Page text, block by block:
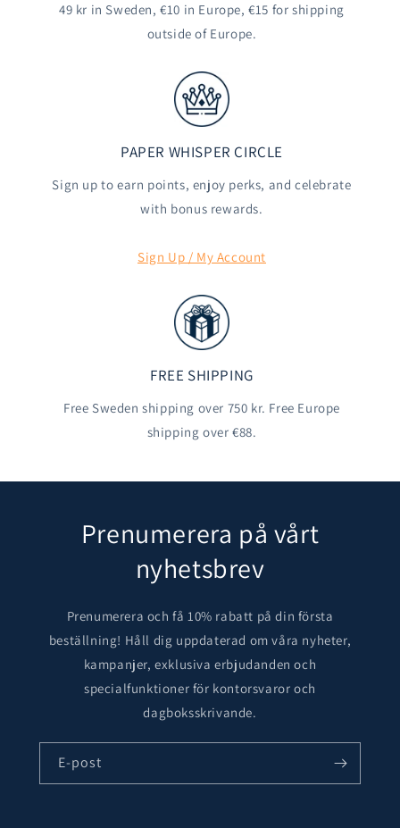
49 kr in Sweden, €10 in Europe, €15 for shipping
outside of Europe.
PAPER WHISPER CIRCLE
Sign up to earn points, enjoy perks, and celebrate
with bonus rewards.
Sign Up / My Account
FREE SHIPPING
Free Sweden shipping over 750 kr. Free Europe
shipping over €88.
Prenumerera på vårt
nyhetsbrev
Prenumerera och få 10% rabatt på din första
beställning! Håll dig uppdaterad om våra nyheter,
kampanjer, exklusiva erbjudanden och
specialfunktioner för kontorsvaror och
dagboksskrivande.
E-post